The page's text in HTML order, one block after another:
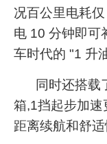
况百公里电耗
电 10 分钟即可
车时代的 "1 升
同时还搭载
箱,1挡起步加速
距离续航和舒